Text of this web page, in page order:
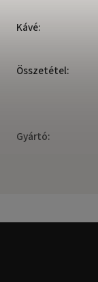
Kávé:
Összetétel:
Gyártó: